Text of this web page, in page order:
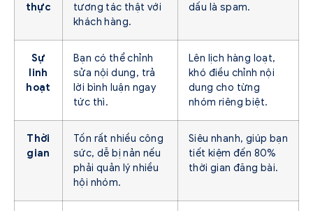
thực
tương tác thật với
khách hàng.
dấu là spam.
Sự
linh
hoạt
Bạn có thể chỉnh
sửa nội dung, trả
lời bình luận ngay
tức thì.
Lên lịch hàng loạt,
khó điều chỉnh nội
dung cho từng
nhóm riêng biệt.
Thời
gian
Tốn rất nhiều công
sức, dễ bị nản nếu
phải quản lý nhiều
hội nhóm.
Siêu nhanh, giúp bạn
tiết kiệm đến 80%
thời gian đăng bài.